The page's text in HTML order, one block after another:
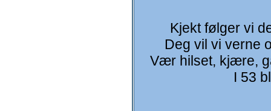
Kjekt følger vi
Deg vil vi verne
Vær hilset, kjære,
I 53